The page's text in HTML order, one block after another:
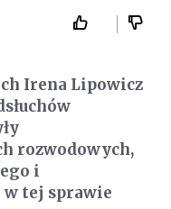
Irena Lipowicz
rozwodowych,
i
tej sprawie